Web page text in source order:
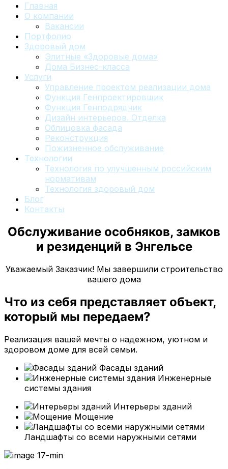
Главная
О компании
Вакансии
Портфолио
Здоровый дом
Элитные «Здоровые дома»
Дома Бизнес-класса
Услуги
Управление проектом реализации дома
Функция Генпроектировщик
Функция Генподрядчик
Дизайн интерьеров. Отделка
Облицовка фасада
Реконструкция
Пожизненное обслуживание
Технологии
Технология по улучшенным российским
нормативам
Технология здоровый дом
Блог
Контакты
Обслуживание особняков, замков
и резиденций в Энгельсе
Уважаемый Заказчик! Мы завершили строительство
вашего дома
Что из себя представляет объект,
который мы передаем?
Реализация вашей мечты о надежном, уютном и
здоровом доме для всей семьи.
Фасады зданий
Инженерные
системы здания
Интерьеры зданий
Мощение
Ландшафты со всеми наружными сетями